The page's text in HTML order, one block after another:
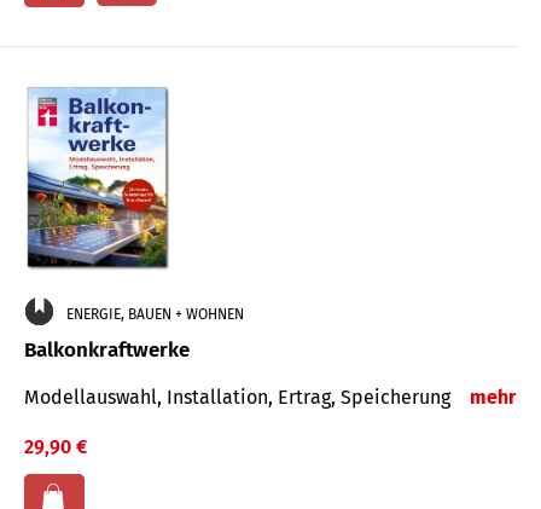
ENERGIE, BAUEN + WOHNEN
Balkonkraftwerke
Modellauswahl, Installation, Ertrag, Speicherung mehr
29,90 €